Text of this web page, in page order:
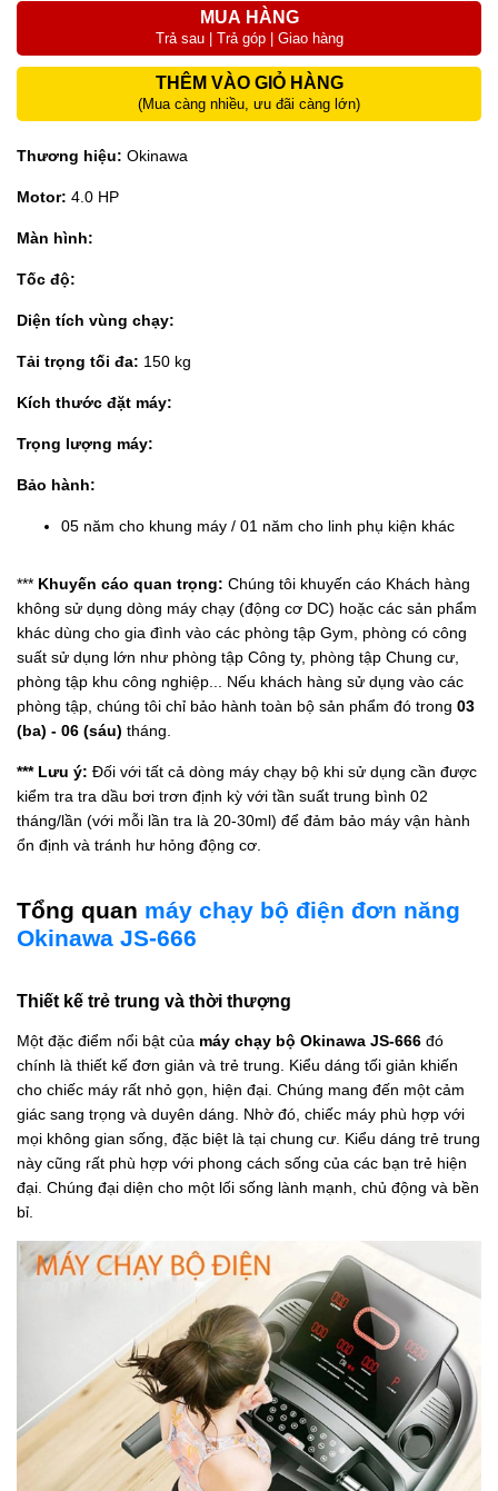
MUA HÀNG
Trả sau | Trả góp | Giao hàng
THÊM VÀO GIỎ HÀNG
(Mua càng nhiều, ưu đãi càng lớn)
Thương hiệu: Okinawa
Motor: 4.0 HP
Màn hình:
Tốc độ:
Diện tích vùng chạy:
Tải trọng tối đa: 150 kg
Kích thước đặt máy:
Trọng lượng máy:
Bảo hành:
05 năm cho khung máy / 01 năm cho linh phụ kiện khác
*** Khuyến cáo quan trọng: Chúng tôi khuyến cáo Khách hàng
không sử dụng dòng máy chạy (động cơ DC) hoặc các sản phẩm
khác dùng cho gia đình vào các phòng tập Gym, phòng có công
suất sử dụng lớn như phòng tập Công ty, phòng tập Chung cư,
phòng tập khu công nghiệp... Nếu khách hàng sử dụng vào các
phòng tập, chúng tôi chỉ bảo hành toàn bộ sản phẩm đó trong 03
(ba) - 06 (sáu) tháng.
*** Lưu ý: Đối với tất cả dòng máy chạy bộ khi sử dụng cần được
kiểm tra tra dầu bơi trơn định kỳ với tần suất trung bình 02
tháng/lần (với mỗi lần tra là 20-30ml) để đảm bảo máy vận hành
ổn định và tránh hư hỏng động cơ.
Tổng quan máy chạy bộ điện đơn năng
Okinawa JS-666
Thiết kế trẻ trung và thời thượng
Một đặc điểm nổi bật của máy chạy bộ Okinawa JS-666 đó
chính là thiết kế đơn giản và trẻ trung. Kiểu dáng tối giản khiến
cho chiếc máy rất nhỏ gọn, hiện đại. Chúng mang đến một cảm
giác sang trọng và duyên dáng. Nhờ đó, chiếc máy phù hợp với
mọi không gian sống, đặc biệt là tại chung cư. Kiểu dáng trẻ trung
này cũng rất phù hợp với phong cách sống của các bạn trẻ hiện
đại. Chúng đại diện cho một lối sống lành mạnh, chủ động và bền
bỉ.